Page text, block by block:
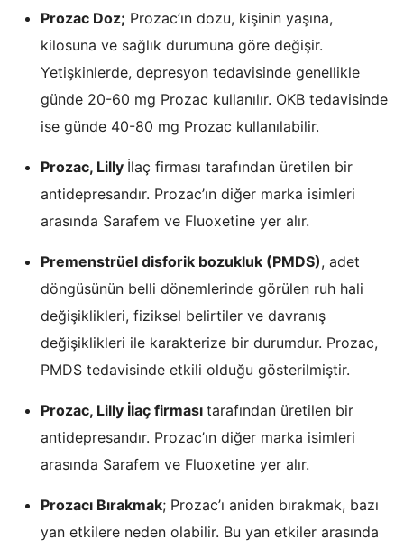
Prozac Doz; Prozac’ın dozu, kişinin yaşına,
kilosuna ve sağlık durumuna göre değişir.
Yetişkinlerde, depresyon tedavisinde genellikle
günde 20-60 mg Prozac kullanılır. OKB tedavisinde
ise günde 40-80 mg Prozac kullanılabilir.
Prozac, Lilly İlaç firması tarafından üretilen bir
antidepresandır. Prozac’ın diğer marka isimleri
arasında Sarafem ve Fluoxetine yer alır.
Premenstrüel disforik bozukluk (PMDS), adet
döngüsünün belli dönemlerinde görülen ruh hali
değişiklikleri, fiziksel belirtiler ve davranış
değişiklikleri ile karakterize bir durumdur. Prozac,
PMDS tedavisinde etkili olduğu gösterilmiştir.
Prozac, Lilly İlaç firması tarafından üretilen bir
antidepresandır. Prozac’ın diğer marka isimleri
arasında Sarafem ve Fluoxetine yer alır.
Prozacı Bırakmak; Prozac’ı aniden bırakmak, bazı
yan etkilere neden olabilir. Bu yan etkiler arasında